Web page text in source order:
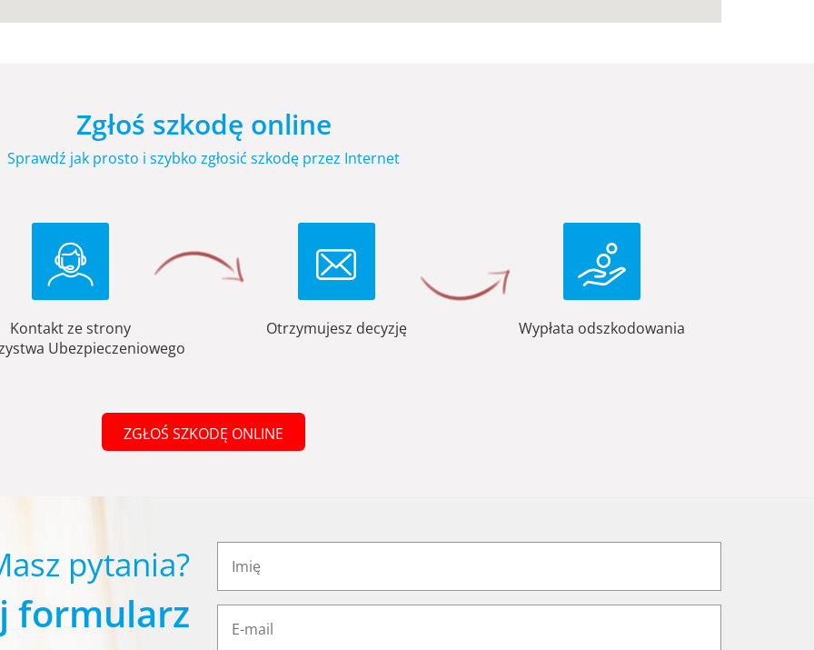
Zgłoś szkodę online
Sprawdź jak prosto i szybko zgłosić szkodę przez Internet
Kontakt ze strony
Ubezpieczeniowego
Otrzymujesz decyzję Wypłata odszkodowania
ZGŁOŚ SZKODĘ ONLINE
pytania?
formularz